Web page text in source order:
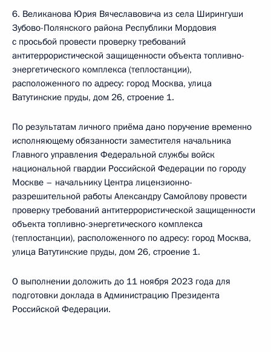
6. Великанова Юрия Вячеславовича из села Ширингуши
Зубово-Полянского района Республики Мордовия
с просьбой провести проверку требований
антитеррористической защищенности объекта топливно-
энергетического комплекса (теплостанции),
расположенного по адресу: город Москва, улица
Ватутинские пруды, дом 26, строение 1.
По результатам личного приёма дано поручение временно
исполняющему обязанности заместителя начальника
Главного управления Федеральной службы войск
национальной гвардии Российской Федерации по городу
Москве – начальнику Центра лицензионно-
разрешительной работы Александру Самойлову провести
проверку требований антитеррористической защищенности
объекта топливно-энергетического комплекса
(теплостанции), расположенного по адресу: город Москва,
улица Ватутинские пруды, дом 26, строение 1.
О выполнении доложить до 11 ноября 2023 года для
подготовки доклада в Администрацию Президента
Российской Федерации.